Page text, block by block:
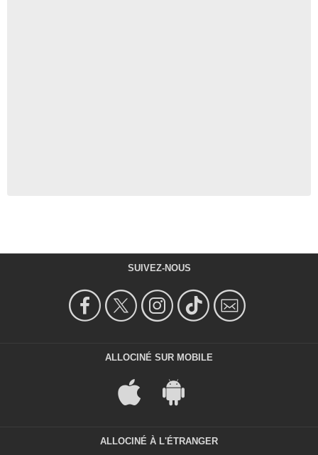
SUIVEZ-NOUS
ALLOCINÉ SUR MOBILE
ALLOCINÉ À L'ÉTRANGER